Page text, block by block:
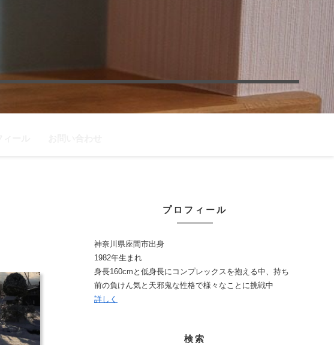
プロフィール
神奈川県座間市出身
1982年生まれ
身長160cmと低身長にコンプレックスを抱える中、持ち
前の負けん気と天邪鬼な性格で様々なことに挑戦中
詳しく
検索